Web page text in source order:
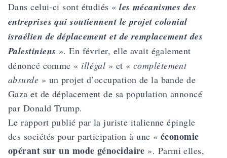
Dans celui-ci sont étudiés « les mécanismes des
entreprises qui soutiennent le projet colonial
israélien de déplacement et de remplacement des
Palestiniens ». En février, elle avait également
dénoncé comme « illégal » et « complètement
absurde » un projet d’occupation de la bande de
Gaza et de déplacement de sa population annoncé
par Donald Trump.
Le rapport publié par la juriste italienne épingle
des sociétés pour participation à une « économie
opérant sur un mode génocidaire ». Parmi elles,